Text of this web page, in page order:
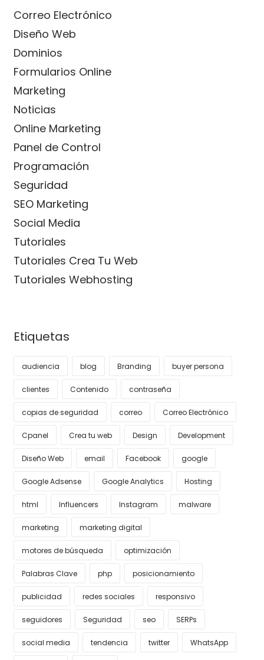
Correo Electrónico
Diseño Web
Dominios
Formularios Online
Marketing
Noticias
Online Marketing
Panel de Control
Programación
Seguridad
SEO Marketing
Social Media
Tutoriales
Tutoriales Crea Tu Web
Tutoriales Webhosting
Etiquetas
audiencia blog Branding buyer persona
clientes Contenido contraseña
copias de seguridad correo Correo Electrónico
Cpanel Crea tu web Design Development
Diseño Web email Facebook google
Google Adsense Google Analytics Hosting
html Influencers Instagram malware
marketing marketing digital
motores de búsqueda optimización
Palabras Clave php posicionamiento
publicidad redes sociales responsivo
seguidores Seguridad seo SERPs
social media tendencia twitter WhatsApp